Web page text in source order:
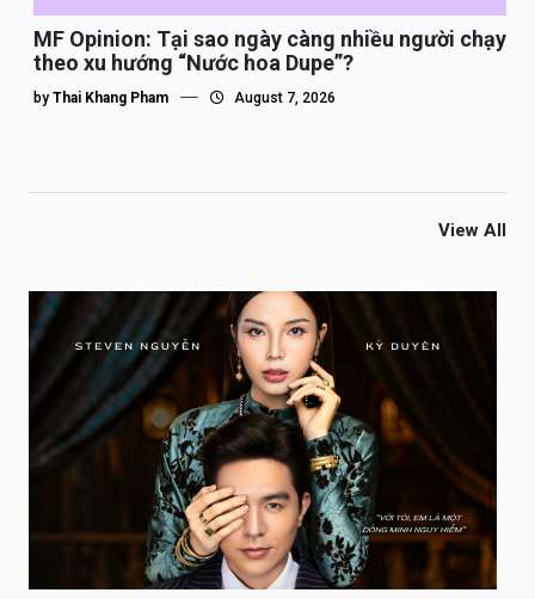
MF Opinion: Tại sao ngày càng nhiều người chạy
theo xu hướng “Nước hoa Dupe”?
by Thai Khang Pham August 7, 2026
View All